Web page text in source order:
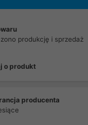
produkcję i sprzedaż
o produkt
producenta